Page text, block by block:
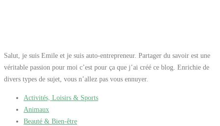
Salut, je suis Emile et je suis auto-entrepreneur. Partager du savoir est une
véritable passion pour moi c’est pour ça que j’ai créé ce blog. Enrichie de
divers types de sujet, vous n’allez pas vous ennuyer.
Activités, Loisirs & Sports
Animaux
Beauté & Bien-être